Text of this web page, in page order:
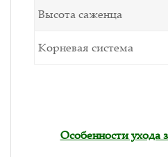
Высота саженца
Корневая система
Особенности